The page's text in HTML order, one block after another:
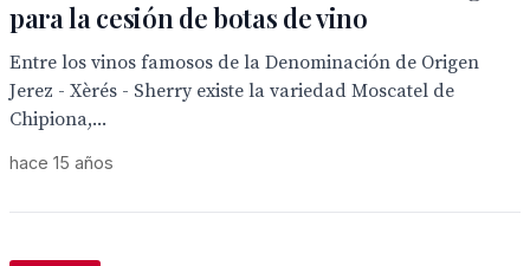
para la cesión de botas de vino
Entre los vinos famosos de la Denominación de Origen
Jerez - Xèrés - Sherry existe la variedad Moscatel de
Chipiona,...
hace 15 años